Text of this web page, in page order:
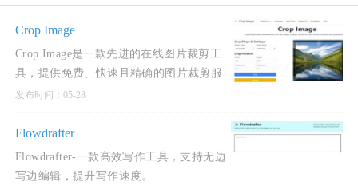
Crop Image
Crop Image是一款先进的在线图片裁剪工
具，提供免费、快速且精确的图片裁剪服
务。
发布时间：05-28
Flowdrafter
Flowdrafter-一款高效写作工具，支持无边
写边编辑，提升写作速度。